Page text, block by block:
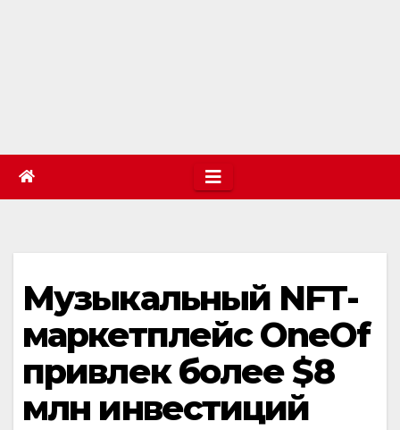
Музыкальный NFT-
маркетплейс OneOf
привлек более $8
млн инвестиций